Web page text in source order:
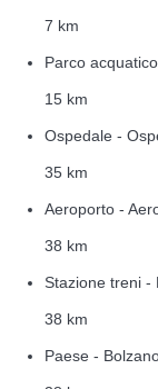
7 km
Parco
15 km
Ospedale -
35 km
Aeroporto -
38 km
Stazione treni -
38 km
Paese -